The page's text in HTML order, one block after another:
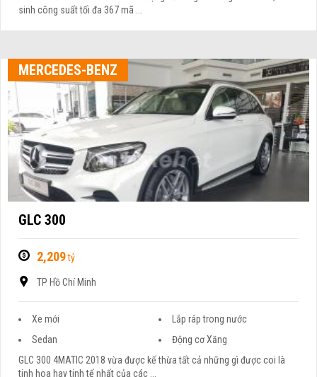
sinh công suất tối đa 367 mã ...
MERCEDES-BENZ
GLC 300
2,209tỷ
TP Hồ Chí Minh
Xe mới
Lắp ráp trong nước
Sedan
Động cơ Xăng
GLC 300 4MATIC 2018 vừa được kế thừa tất cả những gì được coi là
tinh hoa hay tinh tế nhất của các ...